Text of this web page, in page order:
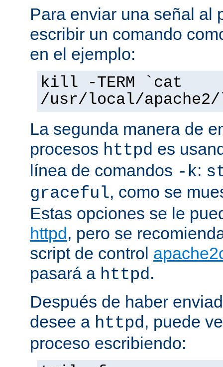
Para enviar una señal al
escribir un comando
en el ejemplo:
kill -TERM `cat
/usr/local/
La segunda manera de
procesos httpd es
línea de comandos -k:
graceful, como se
Estas opciones se le
httpd, pero se
script de control
pasará a httpd.
Después de haber
desee a httpd, puede
proceso escribiendo: